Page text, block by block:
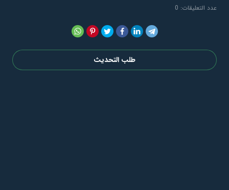
عدد التعليقات: 0
طلب التحديث